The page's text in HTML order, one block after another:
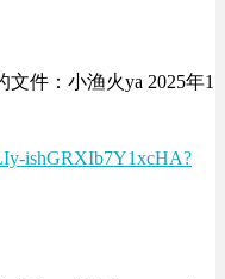
件：小渔火ya 2025年1
ishGRXIb7Y1xcHA?